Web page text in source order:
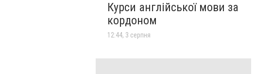
Курси англійської мови за
кордоном
12:44, 3 серпня